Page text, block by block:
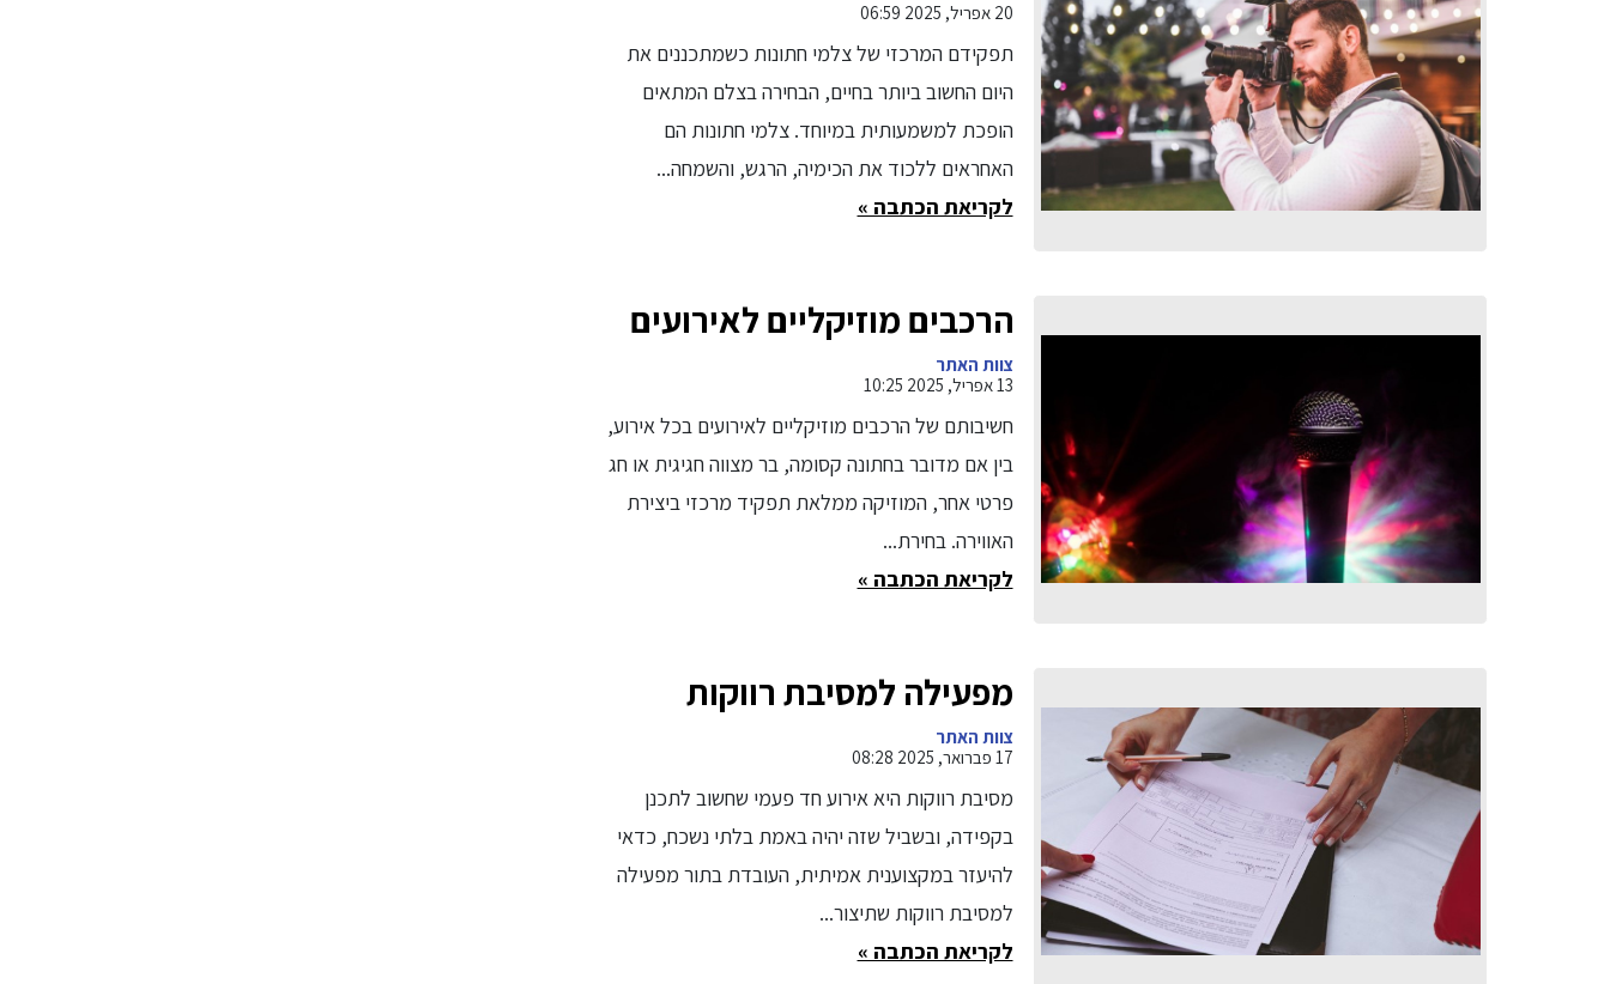
20 אפריל, 2025 06:59
תפקידם המרכזי של צלמי חתונות כשמתכננים את
היום החשוב ביותר בחיים, הבחירה בצלם המתאים
הופכת למשמעותית במיוחד. צלמי חתונות הם
האחראים ללכוד את הכימיה, הרגש, והשמחה...
לקריאת הכתבה »
הרכבים מוזיקליים לאירועים
צוות האתר
13 אפריל, 2025 10:25
חשיבותם של הרכבים מוזיקליים לאירועים בכל אירוע,
בין אם מדובר בחתונה קסומה, בר מצווה חגיגית או חג
פרטי אחר, המוזיקה ממלאת תפקיד מרכזי ביצירת
האווירה. בחירת...
לקריאת הכתבה »
מפעילה למסיבת רווקות
צוות האתר
17 פברואר, 2025 08:28
מסיבת רווקות היא אירוע חד פעמי שחשוב לתכנן
בקפידה, ובשביל שזה יהיה באמת בלתי נשכח, כדאי
להיעזר במקצוענית אמיתית, העובדת בתור מפעילה
למסיבת רווקות שתיצור...
לקריאת הכתבה »